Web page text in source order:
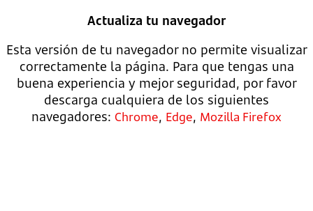
Actualiza tu navegador
Esta versión de tu navegador no permite visualizar
correctamente la página. Para que tengas una
buena experiencia y mejor seguridad, por favor
descarga cualquiera de los siguientes
navegadores: Chrome, Edge, Mozilla Firefox